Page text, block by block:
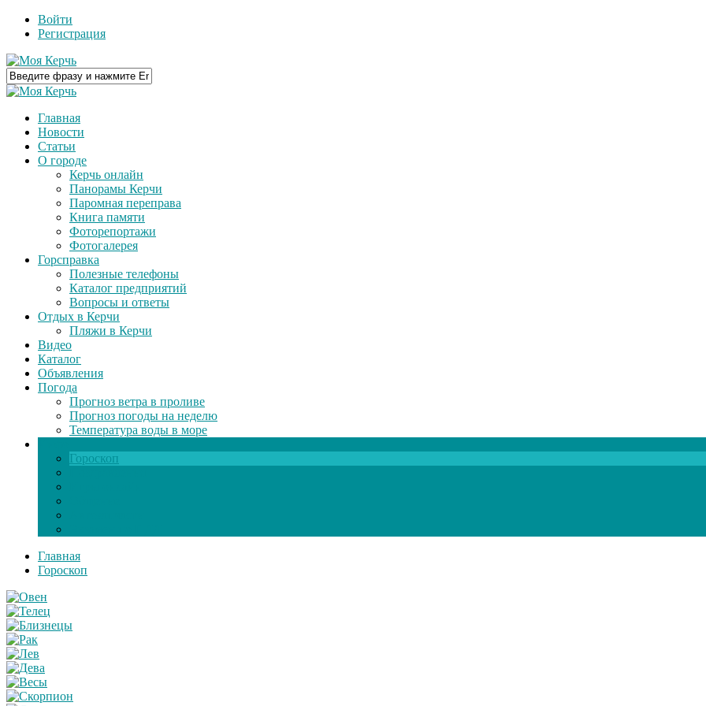
Войти
Регистрация
Главная
Новости
Статьи
О городе
Керчь онлайн
Панорамы Керчи
Паромная переправа
Книга памяти
Фоторепортажи
Фотогалерея
Горсправка
Полезные телефоны
Каталог предприятий
Вопросы и ответы
Отдых в Керчи
Пляжи в Керчи
Видео
Каталог
Объявления
Погода
Прогноз ветра в проливе
Прогноз погоды на неделю
Температура воды в море
Гороскоп
Главная
Гороскоп